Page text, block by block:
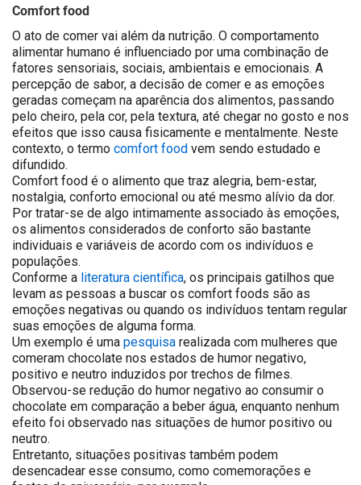
Comfort food
O ato de comer vai além da nutrição. O comportamento
alimentar humano é influenciado por uma combinação de
fatores sensoriais, sociais, ambientais e emocionais. A
percepção de sabor, a decisão de comer e as emoções
geradas começam na aparência dos alimentos, passando
pelo cheiro, pela cor, pela textura, até chegar no gosto e nos
efeitos que isso causa fisicamente e mentalmente. Neste
contexto, o termo comfort food vem sendo estudado e
difundido.
Comfort food é o alimento que traz alegria, bem-estar,
nostalgia, conforto emocional ou até mesmo alívio da dor.
Por tratar-se de algo intimamente associado às emoções,
os alimentos considerados de conforto são bastante
individuais e variáveis de acordo com os indivíduos e
populações.
Conforme a literatura científica, os principais gatilhos que
levam as pessoas a buscar os comfort foods são as
emoções negativas ou quando os indivíduos tentam regular
suas emoções de alguma forma.
Um exemplo é uma pesquisa realizada com mulheres que
comeram chocolate nos estados de humor negativo,
positivo e neutro induzidos por trechos de filmes.
Observou-se redução do humor negativo ao consumir o
chocolate em comparação a beber água, enquanto nenhum
efeito foi observado nas situações de humor positivo ou
neutro.
Entretanto, situações positivas também podem
desencadear esse consumo, como comemorações e